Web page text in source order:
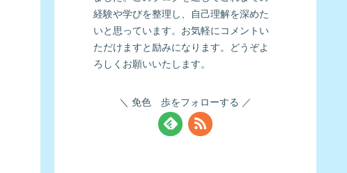
経験や学びを整理し、自己理解を深めた
いと思っています。お気軽にコメントい
ただけますと励みになります。どうぞよ
ろしくお願いいたします。
免色 歩をフォローする